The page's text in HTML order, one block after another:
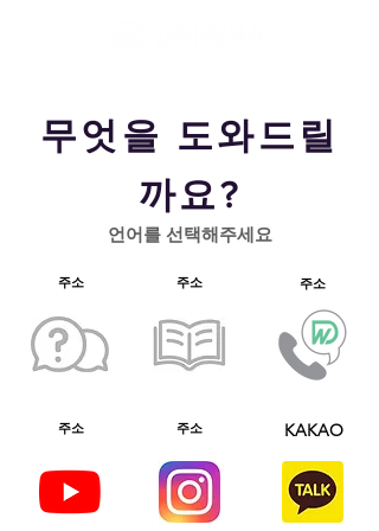
​무엇을 도와드릴
까요?
​언어를 선택해주세요
주소 주소 주소
주소 주소 KAKAO